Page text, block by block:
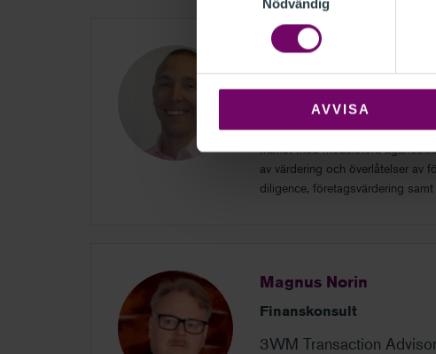
Nödvändig
AVVISA
Claes Lindblad
3WM Transaction
Claes är konsult vid 3WM
varit verksam inom EY
främst med medelstora
av värdering och överlåtelser av
diligence, företagsvärdering
Magnus Norin
Finanskonsult
3WM Transaction